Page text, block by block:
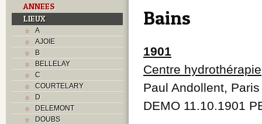
ANNEES
LIEUX
A
AJOIE
B
BELLELAY
C
COURTELARY
D
DELEMONT
DOUBS
Bains
1901
Centre hydrothérapie
Paul Andollent, Paris
DEMO 11.10.1901